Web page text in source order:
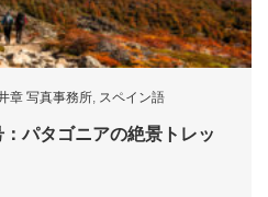
章 写真事務所, スペイン語
パタゴニアの絶景トレッ